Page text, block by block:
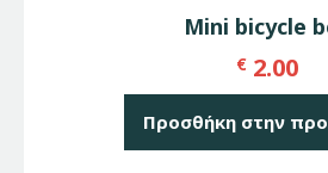
Mini bicycle
€ 2.00
Προσθήκη στην